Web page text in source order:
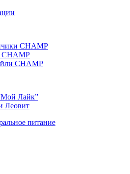
CHAMP
CHAMP
CHAMP
Лайк”
Леовит
питание